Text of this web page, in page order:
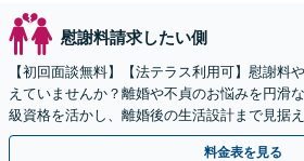
慰謝料請求したい側
【初回面談無料】【法テラス利用可】慰謝料
えていませんか？離婚や不貞のお悩みを円滑
級資格を活かし、離婚後の生活設計まで見据
ッズスペースあり】【事前のご予約で休日・
料金表を見る